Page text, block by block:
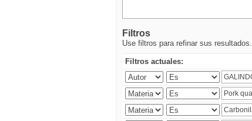
Filtros
Use filtros para refinar sus resultados.
Filtros actuales: